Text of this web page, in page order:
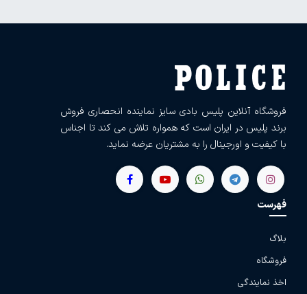
فروشگاه آنلاین پلیس بادی سایز نماینده انحصاری فروش
برند پلیس در ایران است که همواره تلاش می کند تا اجناس
با کیفیت و اورجینال را به مشتریان عرضه نماید.
فهرست
بلاگ
فروشگاه
اخذ نمایندگی